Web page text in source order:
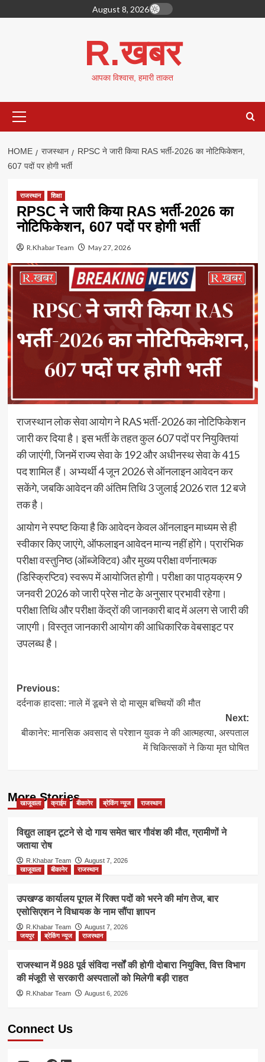
to
August 8, 2026
R.खबर
आपका विश्वास, हमारी ताकत
Menu
HOME राजस्थान
RPSC ने जारी किया RAS भर्ती-2026 का नोटिफिकेशन,
607 पदों पर होगी भर्ती
राजस्थान शिक्षा
RPSC ने जारी किया RAS भर्ती-2026 का
नोटिफिकेशन, 607 पदों पर होगी भर्ती
R.Khabar Team May 27, 2026
राजस्थान लोक सेवा आयोग ने RAS भर्ती-2026 का नोटिफिकेशन
जारी कर दिया है। इस भर्ती के तहत कुल 607 पदों पर नियुक्तियां
की जाएंगी, जिनमें राज्य सेवा के 192 और अधीनस्थ सेवा के 415
पद शामिल हैं। अभ्यर्थी 4 जून 2026 से ऑनलाइन आवेदन कर
सकेंगे, जबकि आवेदन की अंतिम तिथि 3 जुलाई 2026 रात 12 बजे
तक है।
आयोग ने स्पष्ट किया है कि आवेदन केवल ऑनलाइन माध्यम से ही
स्वीकार किए जाएंगे, ऑफलाइन आवेदन मान्य नहीं होंगे। प्रारंभिक
परीक्षा वस्तुनिष्ठ (ऑब्जेक्टिव) और मुख्य परीक्षा वर्णनात्मक
(डिस्क्रिप्टिव) स्वरूप में आयोजित होगी। परीक्षा का पाठ्यक्रम 9
जनवरी 2026 को जारी प्रेस नोट के अनुसार प्रभावी रहेगा।
परीक्षा तिथि और परीक्षा केंद्रों की जानकारी बाद में अलग से जारी की
जाएगी। विस्तृत जानकारी आयोग की आधिकारिक वेबसाइट पर
उपलब्ध है।
Post
navigation
Previous:
दर्दनाक हादसा: नाले में डूबने से दो मासूम बच्चियों की मौत
Next:
बीकानेर: मानसिक अवसाद से परेशान युवक ने की आत्महत्या, अस्पताल
में चिकित्सकों ने किया मृत घोषित
More Stories
खाजूवाला क्राईम बीकानेर ब्रेकिंग न्यूज राजस्थान
विद्युत लाइन टूटने से दो गाय समेत चार गौवंश की मौत, ग्रामीणों ने
जताया रोष
R.Khabar Team
August 7, 2026
खाजूवाला
बीकानेर राजस्थान
उपखण्ड कार्यालय पूगल में रिक्त पदों को भरने की मांग तेज, बार
एसोसिएशन ने विधायक के नाम सौंपा ज्ञापन
R.Khabar Team
August 7, 2026
जयपुर
ब्रेकिंग न्यूज राजस्थान
राजस्थान में 988 पूर्व संविदा नर्सों की होगी दोबारा नियुक्ति, वित्त विभाग
की मंजूरी से सरकारी अस्पतालों को मिलेगी बड़ी राहत
R.Khabar Team August 6, 2026
Connect Us